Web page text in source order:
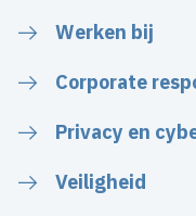
Werken bij
Corporate
Privacy en
Veiligheid